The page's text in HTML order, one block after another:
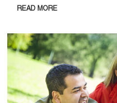
READ MORE